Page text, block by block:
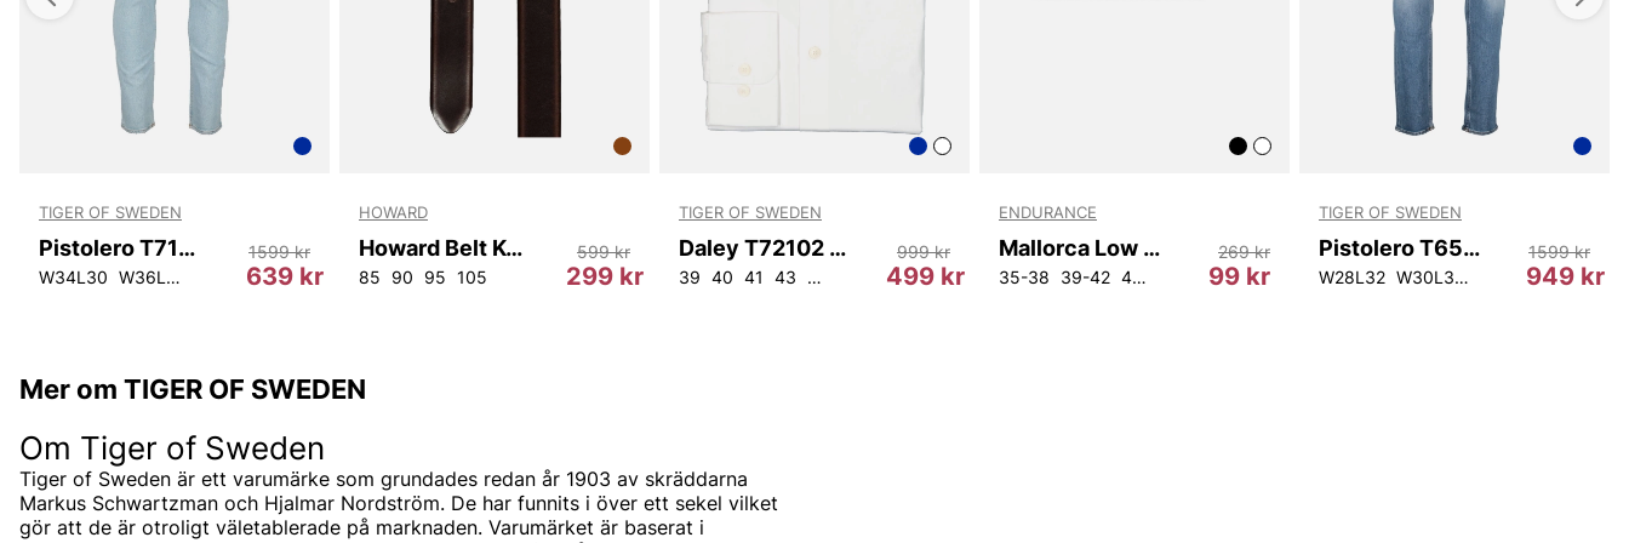
TIGER OF SWEDEN
Pistolero T71647 200
W34L30 W36L32 W28L34 W31L34
639 kr
1599 kr
HOWARD
Howard Belt Kevin
85 90 95 105 299 kr
599 kr
TIGER OF SWEDEN
Daley T72102 090
39 40 41 43 44 45499 kr
999 kr
ENDURANCE
Mallorca Low Cut Socks 8-Pack
35-38 39-42 43-46 99 kr
269 kr
TIGER OF SWEDEN
Pistolero T65798 222
W28L32 W30L34 W31L34949 kr
1599 kr
Mer om TIGER OF SWEDEN
Om Tiger of Sweden
Tiger of Sweden är ett varumärke som grundades redan år 1903 av skräddarna
Markus Schwartzman och Hjalmar Nordström. De har funnits i över ett sekel vilket
gör att de är otroligt väletablerade på marknaden. Varumärket är baserat i